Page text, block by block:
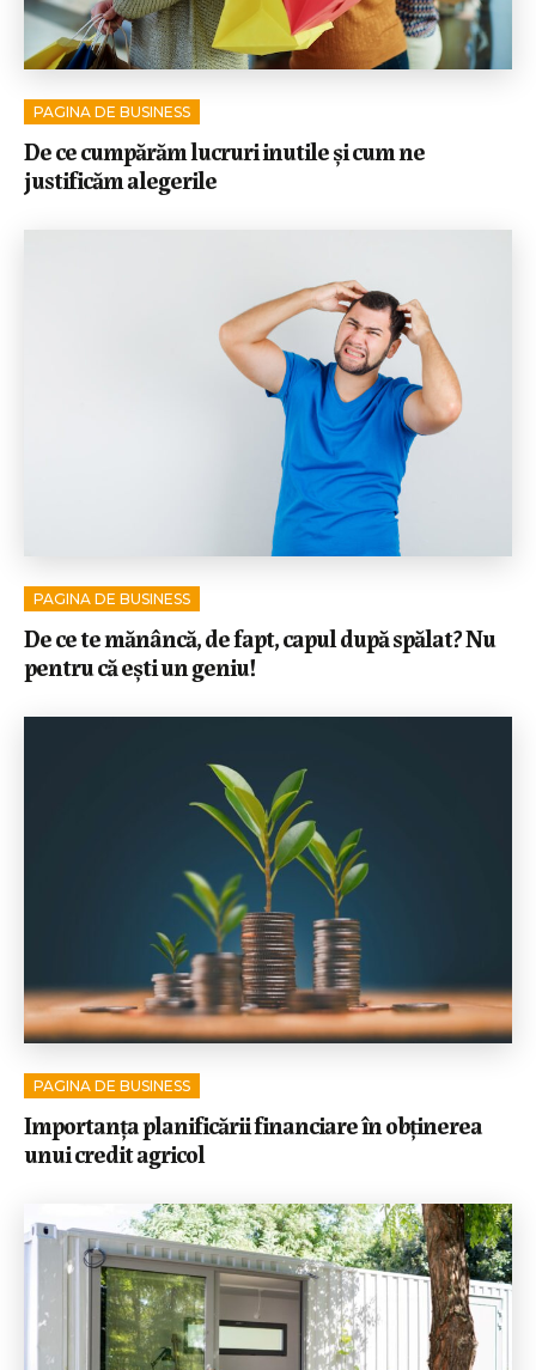
PAGINA DE BUSINESS
De ce cumpărăm lucruri inutile și cum ne
justificăm alegerile
PAGINA DE BUSINESS
De ce te mănâncă, de fapt, capul după spălat? Nu
pentru că ești un geniu!
PAGINA DE BUSINESS
Importanța planificării financiare în obținerea
unui credit agricol